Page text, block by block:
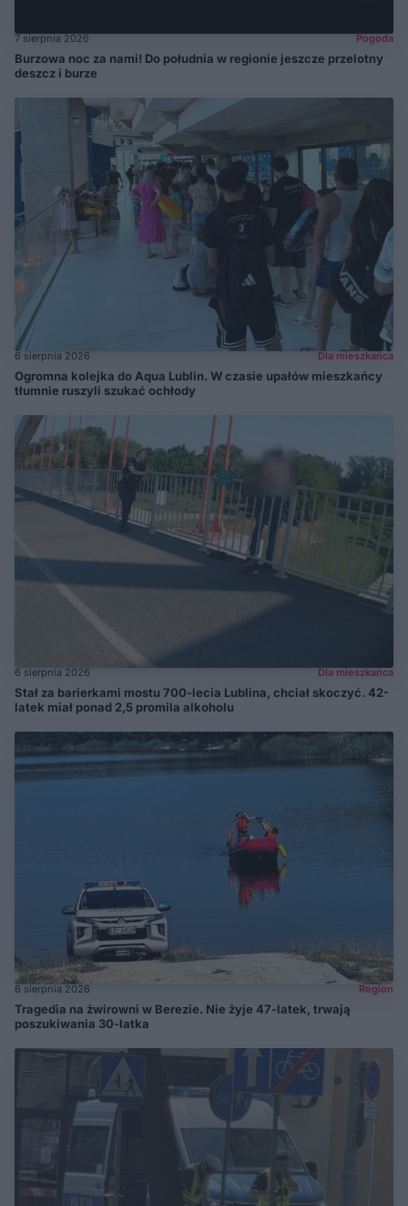
7 sierpnia 2026 Pogoda
Burzowa noc za nami! Do południa w regionie jeszcze przelotny
deszcz i burze
6 sierpnia 2026 Dla mieszkańca
Ogromna kolejka do Aqua Lublin. W czasie upałów mieszkańcy
tłumnie ruszyli szukać ochłody
6 sierpnia 2026 Dla mieszkańca
Stał za barierkami mostu 700-lecia Lublina, chciał skoczyć. 42-
latek miał ponad 2,5 promila alkoholu
6 sierpnia 2026 Region
Tragedia na żwirowni w Berezie. Nie żyje 47-latek, trwają
poszukiwania 30-latka